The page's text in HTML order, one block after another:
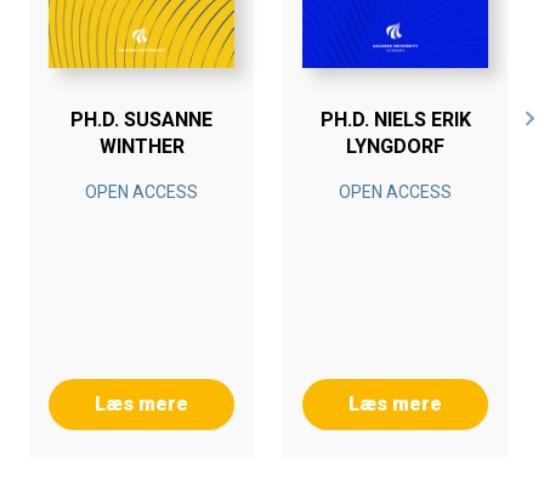
PH.D. SUSANNE
WINTHER
OPEN ACCESS
Læs mere
PH.D. NIELS ERIK
LYNGDORF
OPEN ACCESS
Læs mere